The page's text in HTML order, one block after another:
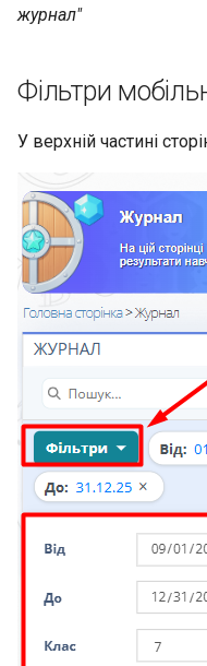
у мобільному журналі
журналі
Бібліотека навчального
Генерація посилання-
журнал"
Фільтри
У верхній частині